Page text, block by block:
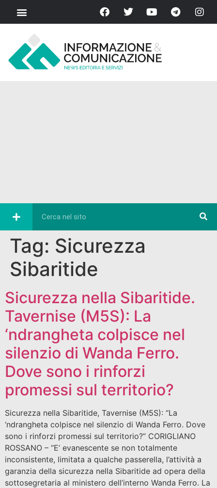
Tag: Sicurezza
Sibaritide
Sicurezza nella Sibaritide.
Tavernise (M5S): La
‘ndrangheta colpisce nel
silenzio di Wanda Ferro.
Dove sono i rinforzi
promessi sul territorio?
Sicurezza nella Sibaritide, Tavernise (M5S): “La
‘ndrangheta colpisce nel silenzio di Wanda Ferro. Dove
sono i rinforzi promessi sul territorio?” CORIGLIANO
ROSSANO – “E’ evanescente se non totalmente
inconsistente, limitata a qualche passerella, l’attività a
garanzia della sicurezza nella Sibaritide ad opera della
sottosegretaria al ministero dell’interno Wanda Ferro. La